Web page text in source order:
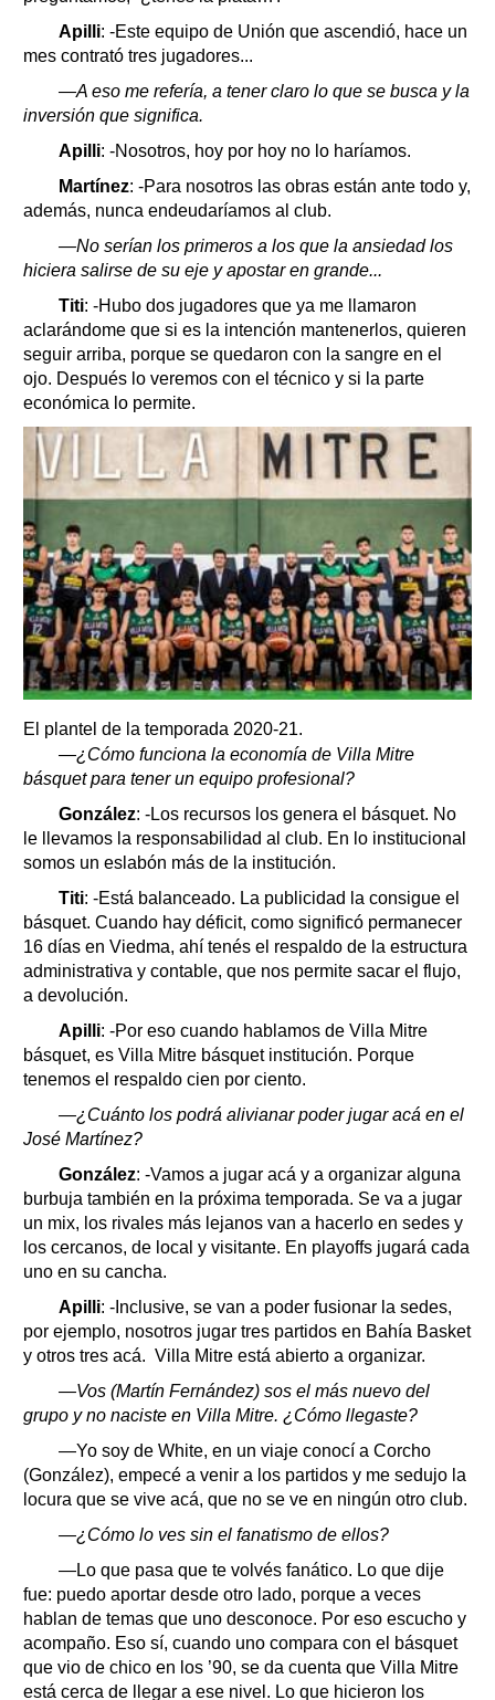
Apilli: -Este equipo de Unión que ascendió, hace un
mes contrató tres jugadores...
—A eso me refería, a tener claro lo que se busca y la
inversión que significa.
Apilli: -Nosotros, hoy por hoy no lo haríamos.
Martínez: -Para nosotros las obras están ante todo y,
además, nunca endeudaríamos al club.
—No serían los primeros a los que la ansiedad los
hiciera salirse de su eje y apostar en grande...
Titi: -Hubo dos jugadores que ya me llamaron
aclarándome que si es la intención mantenerlos, quieren
seguir arriba, porque se quedaron con la sangre en el
ojo. Después lo veremos con el técnico y si la parte
económica lo permite.
El plantel de la temporada 2020-21.
—¿Cómo funciona la economía de Villa Mitre
básquet para tener un equipo profesional?
González: -Los recursos los genera el básquet. No
le llevamos la responsabilidad al club. En lo institucional
somos un eslabón más de la institución.
Titi: -Está balanceado. La publicidad la consigue el
básquet. Cuando hay déficit, como significó permanecer
16 días en Viedma, ahí tenés el respaldo de la estructura
administrativa y contable, que nos permite sacar el flujo,
a devolución.
Apilli: -Por eso cuando hablamos de Villa Mitre
básquet, es Villa Mitre básquet institución. Porque
tenemos el respaldo cien por ciento.
—¿Cuánto los podrá alivianar poder jugar acá en el
José Martínez?
González: -Vamos a jugar acá y a organizar alguna
burbuja también en la próxima temporada. Se va a jugar
un mix, los rivales más lejanos van a hacerlo en sedes y
los cercanos, de local y visitante. En playoffs jugará cada
uno en su cancha.
Apilli: -Inclusive, se van a poder fusionar la sedes,
por ejemplo, nosotros jugar tres partidos en Bahía Basket
y otros tres acá. Villa Mitre está abierto a organizar.
—Vos (Martín Fernández) sos el más nuevo del
grupo y no naciste en Villa Mitre. ¿Cómo llegaste?
—Yo soy de White, en un viaje conocí a Corcho
(González), empecé a venir a los partidos y me sedujo la
locura que se vive acá, que no se ve en ningún otro club.
—¿Cómo lo ves sin el fanatismo de ellos?
—Lo que pasa que te volvés fanático. Lo que dije
fue: puedo aportar desde otro lado, porque a veces
hablan de temas que uno desconoce. Por eso escucho y
acompaño. Eso sí, cuando uno compara con el básquet
que vio de chico en los ’90, se da cuenta que Villa Mitre
está cerca de llegar a ese nivel. Lo que hicieron los